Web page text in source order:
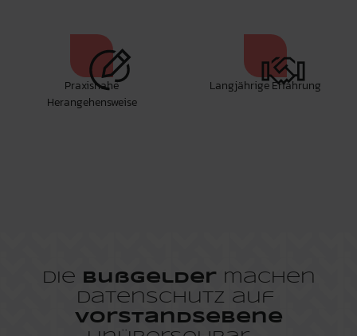
Praxisnahe
Herangehensweise
Langjährige Erfahrung
Die Bußgelder machen
Datenschutz auf
Vorstandsebene